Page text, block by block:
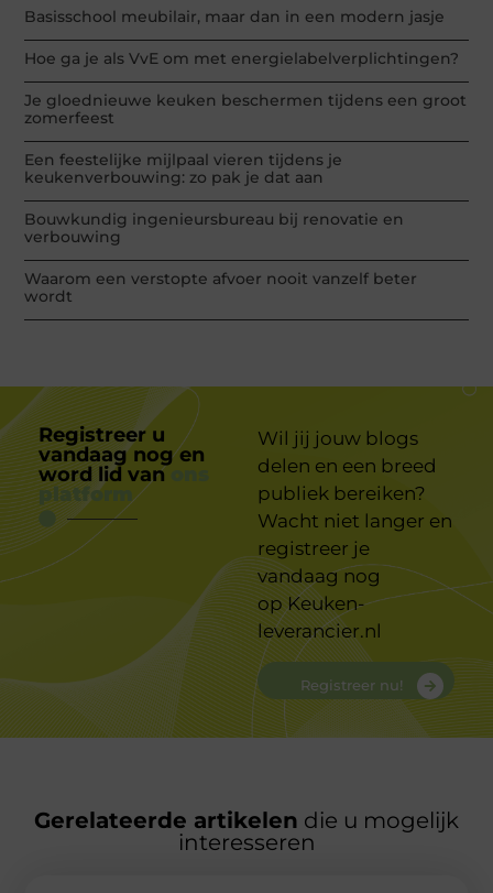
Basisschool meubilair, maar dan in een modern jasje
Hoe ga je als VvE om met energielabelverplichtingen?
Je gloednieuwe keuken beschermen tijdens een groot
zomerfeest
Een feestelijke mijlpaal vieren tijdens je
keukenverbouwing: zo pak je dat aan
Bouwkundig ingenieursbureau bij renovatie en
verbouwing
Waarom een verstopte afvoer nooit vanzelf beter
wordt
Registreer u
vandaag nog en
word lid van
platform
Wil jij jouw blogs
delen en een breed
publiek bereiken?
Wacht niet langer en
registreer je
vandaag nog
opKeuken-
leverancier.nl
Registreer nu!
Gerelateerde artikelen die u mogelijk
interesseren